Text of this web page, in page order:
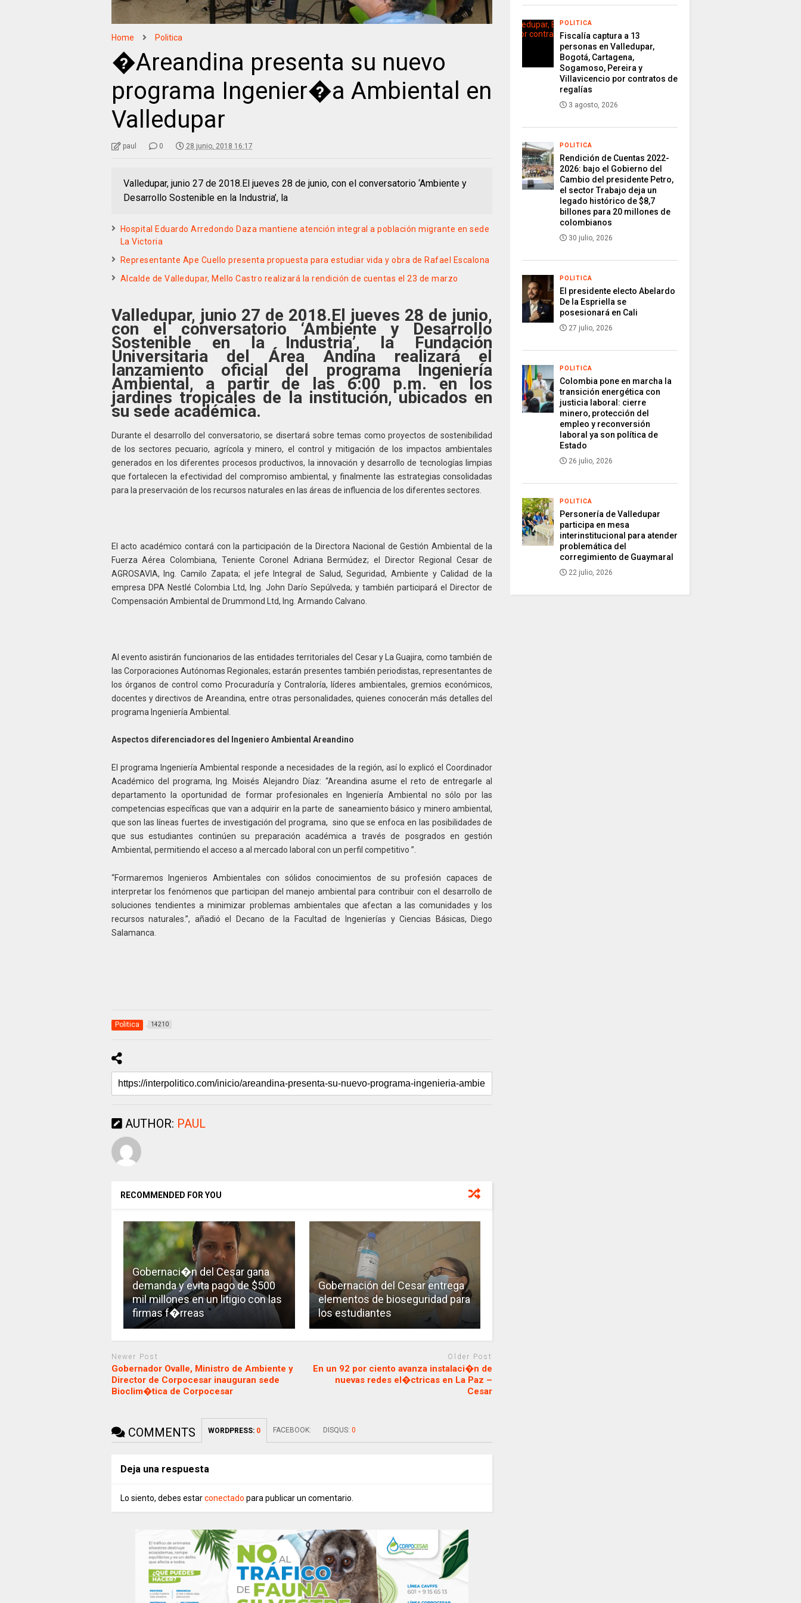
Home Politica
�Areandina presenta su nuevo
programa Ingenier�a Ambiental en
Valledupar
paul 0 28 junio, 2018 16:17
Valledupar, junio 27 de 2018.El jueves 28 de junio, con el conversatorio ‘Ambiente y
Desarrollo Sostenible en la Industria’, la
Hospital Eduardo Arredondo Daza mantiene atención integral a población migrante en sede
La Victoria
Representante Ape Cuello presenta propuesta para estudiar vida y obra de Rafael Escalona
Alcalde de Valledupar, Mello Castro realizará la rendición de cuentas el 23 de marzo
Valledupar, junio 27 de 2018.El jueves 28 de junio,
con el conversatorio ‘Ambiente y Desarrollo
Sostenible en la Industria’, la Fundación
Universitaria del Área Andina realizará el
lanzamiento oficial del programa Ingeniería
Ambiental, a partir de las 6:00 p.m. en los
jardines tropicales de la institución, ubicados en
su sede académica.
Durante el desarrollo del conversatorio, se disertará sobre temas como proyectos de sostenibilidad
de los sectores pecuario, agrícola y minero, el control y mitigación de los impactos ambientales
generados en los diferentes procesos productivos, la innovación y desarrollo de tecnologías limpias
que fortalecen la efectividad del compromiso ambiental, y finalmente las estrategias consolidadas
para la preservación de los recursos naturales en las áreas de influencia de los diferentes sectores.
El acto académico contará con la participación de la Directora Nacional de Gestión Ambiental de la
Fuerza Aérea Colombiana, Teniente Coronel Adriana Bermúdez; el Director Regional Cesar de
AGROSAVIA, Ing. Camilo Zapata; el jefe Integral de Salud, Seguridad, Ambiente y Calidad de la
empresa DPA Nestlé Colombia Ltd, Ing. John Darío Sepúlveda; y también participará el Director de
Compensación Ambiental de Drummond Ltd, Ing. Armando Calvano.
Al evento asistirán funcionarios de las entidades territoriales del Cesar y La Guajira, como también de
las Corporaciones Autónomas Regionales; estarán presentes también periodistas, representantes de
los órganos de control como Procuraduría y Contraloría, líderes ambientales, gremios económicos,
docentes y directivos de Areandina, entre otras personalidades, quienes conocerán más detalles del
programa Ingeniería Ambiental.
Aspectos diferenciadores del Ingeniero Ambiental Areandino
El programa Ingeniería Ambiental responde a necesidades de la región, así lo explicó el Coordinador
Académico del programa, Ing. Moisés Alejandro Díaz: “Areandina asume el reto de entregarle al
departamento la oportunidad de formar profesionales en Ingeniería Ambiental no sólo por las
competencias específicas que van a adquirir en la parte de saneamiento básico y minero ambiental,
que son las líneas fuertes de investigación del programa, sino que se enfoca en las posibilidades de
que sus estudiantes continúen su preparación académica a través de posgrados en gestión
Ambiental, permitiendo el acceso a al mercado laboral con un perfil competitivo ”.
“Formaremos Ingenieros Ambientales con sólidos conocimientos de su profesión capaces de
interpretar los fenómenos que participan del manejo ambiental para contribuir con el desarrollo de
soluciones tendientes a minimizar problemas ambientales que afectan a las comunidades y los
recursos naturales.”, añadió el Decano de la Facultad de Ingenierías y Ciencias Básicas, Diego
Salamanca.
Politica 14210
AUTHOR: PAUL
RECOMMENDED FOR YOU
Gobernaci�n del Cesar gana
demanda y evita pago de $500
mil millones en un litigio con las
firmas f�rreas
Gobernación del Cesar entrega
elementos de bioseguridad para
los estudiantes
Newer Post
Gobernador Ovalle, Ministro de Ambiente y
Director de Corpocesar inauguran sede
Bioclim�tica de Corpocesar
Older Post
En un 92 por ciento avanza instalaci�n de
nuevas redes el�ctricas en La Paz –
Cesar
COMMENTS WORDPRESS: 0 FACEBOOK: DISQUS: 0
Deja una respuesta
Lo siento, debes estarconectado para publicar un comentario.
POLITICA
Fiscalía captura a 13
personas en Valledupar,
Bogotá, Cartagena,
Sogamoso, Pereira y
Villavicencio por contratos de
regalías
3 agosto, 2026
POLITICA
Rendición de Cuentas 2022-
2026: bajo el Gobierno del
Cambio del presidente Petro,
el sector Trabajo deja un
legado histórico de $8,7
billones para 20 millones de
colombianos
30 julio, 2026
POLITICA
El presidente electo Abelardo
De la Espriella se
posesionará en Cali
27 julio, 2026
POLITICA
Colombia pone en marcha la
transición energética con
justicia laboral: cierre
minero, protección del
empleo y reconversión
laboral ya son política de
Estado
26 julio, 2026
POLITICA
Personería de Valledupar
participa en mesa
interinstitucional para atender
problemática del
corregimiento de Guaymaral
22 julio, 2026